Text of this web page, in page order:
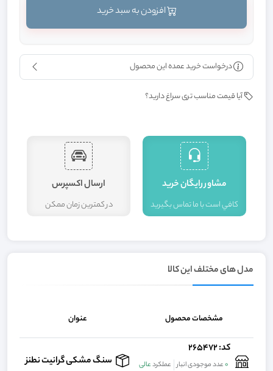
درخواست خرید عمده این محصول
آیا قیمت مناسب تری سراغ دارید؟
مشاور رايگان خريد
کافي است با ما تماس بگيريد
ارسال اکسپرس
در کمترين زمان ممکن
مدل های مختلف این کالا
مشخصات محصول عنوان
کد: 265472
0عدد موجودی انبار عملکردعالی سنگ مشکی گرانیت نطنز